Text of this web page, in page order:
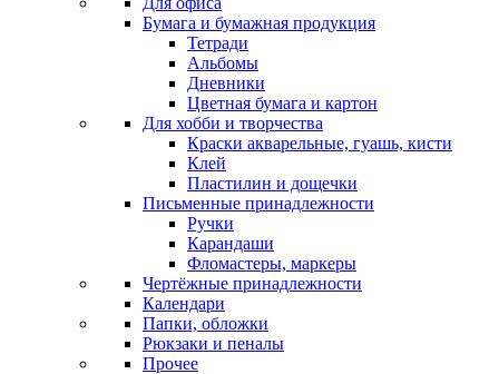
Бумага и бумажная продукция
Тетради
Альбомы
Дневники
Цветная бумага и картон
Для хобби и творчества
Краски акварельные, гуашь, кисти
Клей
Пластилин и дощечки
Письменные принадлежности
Ручки
Карандаши
Фломастеры, маркеры
Чертёжные принадлежности
Календари
Папки, обложки
Рюкзаки и пеналы
Прочее